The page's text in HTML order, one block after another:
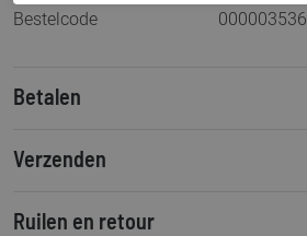
Bestelcode
000003536
Betalen
Verzenden
Ruilen en retour